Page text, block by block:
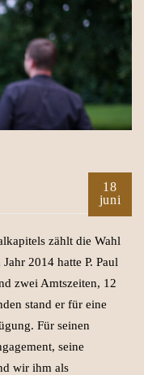
18
juni
zählt die Wahl
2014 hatte P. Paul
zwei Amtszeiten, 12
stand er für eine
Für seinen
seine
wir ihm als